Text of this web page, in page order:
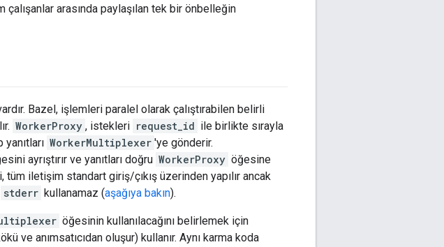
çalışanlar arasında paylaşılan tek bir önbelleğin
Bazel, işlemleri paralel olarak çalıştırabilen belirli
WorkerProxy , istekleri request_id ile birlikte sırayla
WorkerMultiplexer 'ye gönderir.
ayrıştırır ve yanıtları doğru WorkerProxy öğesine
iletişim standart giriş/çıkış üzerinden yapılır ancak
stderr kullanamaz (aşağıya bakın).
öğesinin kullanılacağını belirlemek için
ve anımsatıcıdan oluşur) kullanır. Aynı karma koda